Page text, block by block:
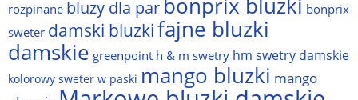
rozpinane bluzy dla par bonprix bluzki bonprix
sweter damski bluzkifajne bluzki
damskie greenpoint h & m swetry hm swetry damskie
kolorowy sweter w paski mango bluzki mango